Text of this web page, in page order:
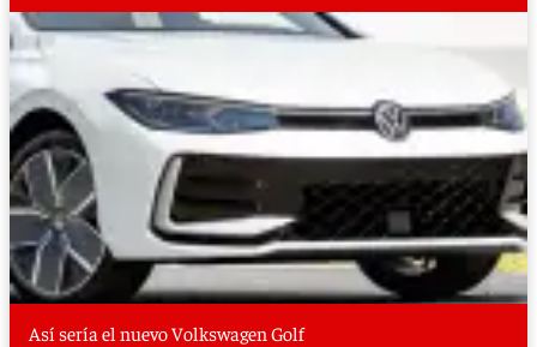
Así sería el nuevo Volkswagen Golf